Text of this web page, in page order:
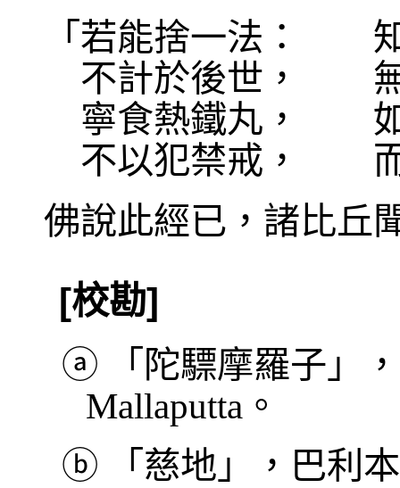
「若能捨一法：
不計於後世， 無
寧食熱鐵丸， 如
不以犯禁戒，
佛說此經已，諸比丘
[校勘]
ⓐ
「陀驃摩羅子」
Mallaputta。
ⓑ
「慈地」，巴利